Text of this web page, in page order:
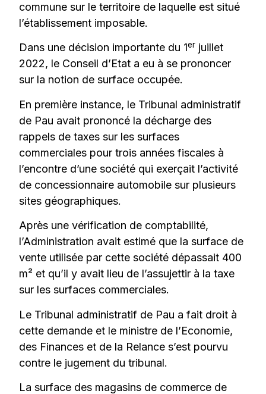
commune sur le territoire de laquelle est situé
l’établissement imposable.
Dans une décision importante du 1er juillet
2022, le Conseil d’Etat a eu à se prononcer
sur la notion de surface occupée.
En première instance, le Tribunal administratif
de Pau avait prononcé la décharge des
rappels de taxes sur les surfaces
commerciales pour trois années fiscales à
l’encontre d’une société qui exerçait l’activité
de concessionnaire automobile sur plusieurs
sites géographiques.
Après une vérification de comptabilité,
l’Administration avait estimé que la surface de
vente utilisée par cette société dépassait 400
m² et qu’il y avait lieu de l’assujettir à la taxe
sur les surfaces commerciales.
Le Tribunal administratif de Pau a fait droit à
cette demande et le ministre de l’Economie,
des Finances et de la Relance s’est pourvu
contre le jugement du tribunal.
La surface des magasins de commerce de